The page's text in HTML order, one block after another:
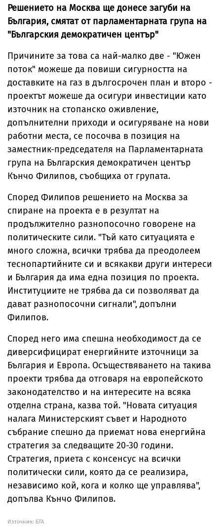
Решението на Москва ще донесе загуби на
България, смятат от парламентарната група на
"Българския демократичен център"
Причините за това са най-малко две - "Южен
поток" можеше да повиши сигурността на
доставките на газ в дългосрочен план и второ -
проектът можеше да осигури инвестиции като
източник на стопанско оживление,
допълнителни приходи и осигуряване на нови
работни места, се посочва в позиция на
заместник-председателя на Парламентарната
група на Българския демократичен център
Кънчо Филипов, съобщиха от групата.
Според Филипов решението на Москва за
спиране на проекта е в резултат на
продължително разнопосочно говорене на
политическите сили. "Тъй като ситуацията е
много сложна, всички трябва да преодолеем
теснопартийните си и всякакви други интереси
и България да има една позиция по проекта.
Институциите не трябва да си позволяват да
дават разнопосочни сигнали", допълни
Филипов.
Според него има спешна необходимост да се
диверсифицират енергийните източници за
България и Европа. Осъществяването на такива
проекти трябва да отговаря на европейското
законодателство и на интересите на всяка
отделна страна, казва той. "Новата ситуация
налага Министерският съвет и Народното
събрание спешно да приемат нова енергийна
стратегия за следващите 20-30 години.
Стратегия, приета с консенсус на всички
политически сили, която да се реализира,
независимо кой, кога и колко ще управлява",
допълва Кънчо Филипов.
Източник: БТА